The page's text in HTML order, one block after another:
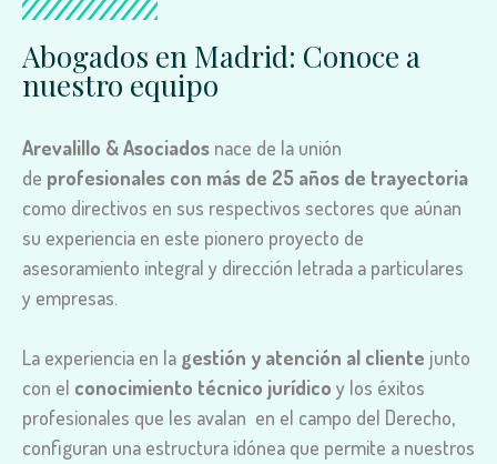
Abogados en Madrid: Conoce a
nuestro equipo
Arevalillo & Asociados nace de la unión
de profesionales con más de 25 años de trayectoria
como directivos en sus respectivos sectores que aúnan
su experiencia en este pionero proyecto de
asesoramiento integral y dirección letrada a particulares
y empresas.
La experiencia en la gestión y atención al cliente junto
con el conocimiento técnico jurídico y los éxitos
profesionales que les avalan en el campo del Derecho,
configuran una estructura idónea que permite a nuestros